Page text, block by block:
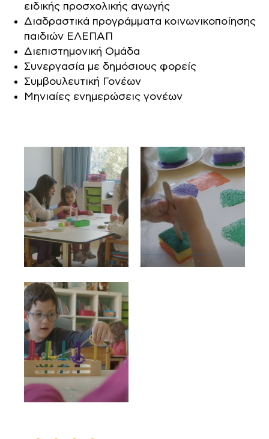
ειδικής προσχολικής αγωγής
Διαδραστικά προγράμματα κοινωνικοποίησης
παιδιών ΕΛΕΠΑΠ
Διεπιστημονική Ομάδα
Συνεργασία με δημόσιους φορείς
Συμβουλευτική Γονέων
Μηνιαίες ενημερώσεις γονέων